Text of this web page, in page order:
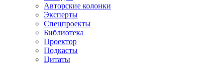
Авторские колонки
Эксперты
Спецпроекты
Библиотека
Проектор
Подкасты
Цитаты